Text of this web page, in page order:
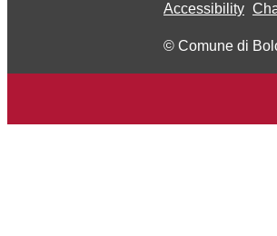
Accessibility
© Comune di